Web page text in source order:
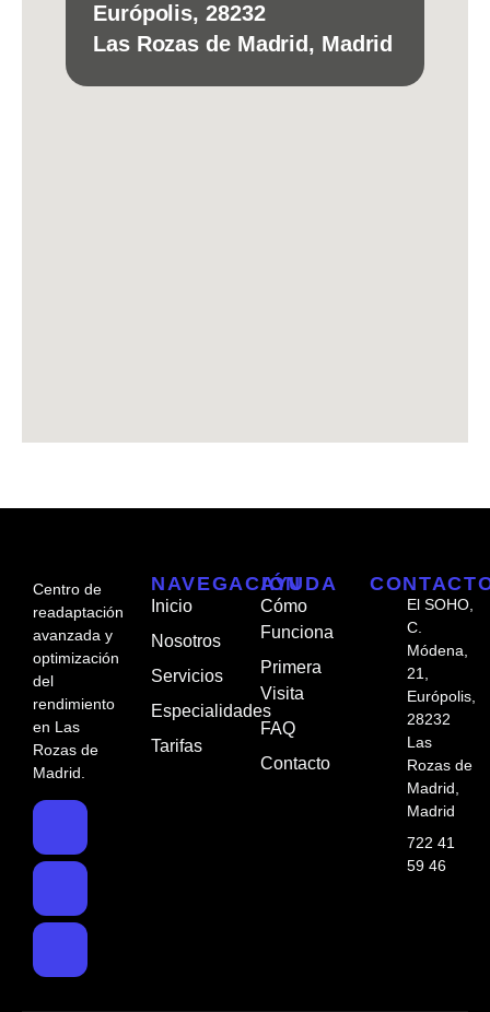
Európolis, 28232
Las Rozas de Madrid, Madrid
Centro de
readaptación
avanzada y
optimización
del
rendimiento
en Las
Rozas de
Madrid.
NAVEGACIÓN
Inicio
Nosotros
Servicios
Especialidades
Tarifas
AYUDA
Cómo
Funciona
Primera
Visita
FAQ
Contacto
El SOHO,
C.
Módena,
21,
Európolis,
28232
Las
Rozas de
Madrid,
Madrid
722 41
59 46